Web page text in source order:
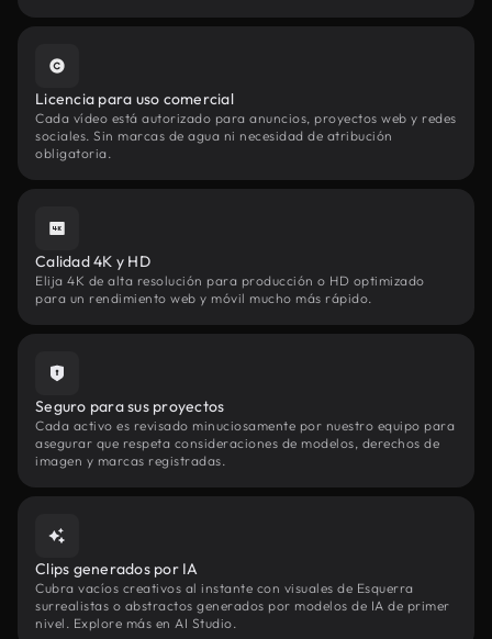
Licencia para uso comercial
Cada vídeo está autorizado para anuncios, proyectos web y redes
sociales. Sin marcas de agua ni necesidad de atribución
obligatoria.
Calidad 4K y HD
Elija 4K de alta resolución para producción o HD optimizado
para un rendimiento web y móvil mucho más rápido.
Seguro para sus proyectos
Cada activo es revisado minuciosamente por nuestro equipo para
asegurar que respeta consideraciones de modelos, derechos de
imagen y marcas registradas.
Clips generados por IA
Cubra vacíos creativos al instante con visuales de Esquerra
surrealistas o abstractos generados por modelos de IA de primer
nivel. Explore más en AI Studio.